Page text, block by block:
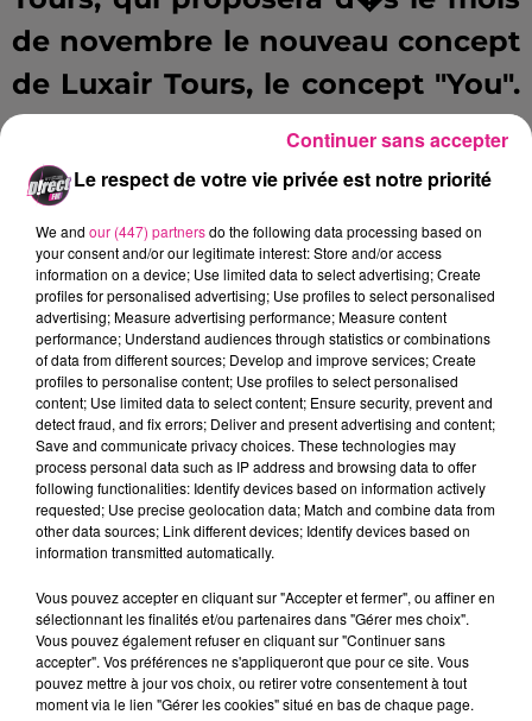
de novembre le nouveau concept
de Luxair Tours, le concept "You".
Ce dernier offre de nombreux
avantages aux clients, comme
des acc�s gratuit au SPA de
l'h�tel, des activit�s et
excursions gratuites, et un guide
Luxair sur place charg� de
r�pondre � toutes vos
questions.
Enfin, si vous souhaitez en
apprendre plus sur les habitants
et leur culture, vous pourrez
toujours interroger des Fran�ais,
install�s sur place depuis
plusieurs ann�es, comme
Le respect de votre vie privée est notre priorité
We and our (447) partnersdo the following data processing based on
your consent and/or our legitimate interest: Store and/or access
information on a device; Use limited data to select advertising; Create
profiles for personalised advertising; Use profiles to select personalised
advertising; Measure advertising performance; Measure content
performance; Understand audiences through statistics or combinations
of data from different sources; Develop and improve services; Create
profiles to personalise content; Use profiles to select personalised
content; Use limited data to select content; Ensure security, prevent and
detect fraud, and fix errors; Deliver and present advertising and content;
Save and communicate privacy choices. These technologies may
process personal data such as IP address and browsing data to offer
following functionalities: Identify devices based on information actively
requested; Use precise geolocation data; Match and combine data from
other data sources; Link different devices; Identify devices based on
information transmitted automatically.
Vous pouvez accepter en cliquant sur "Accepter et fermer", ou affiner en
sélectionnant les finalités et/ou partenaires dans "Gérer mes choix".
Vous pouvez également refuser en cliquant sur "Continuer sans
accepter". Vos préférences ne s'appliqueront que pour ce site. Vous
pouvez mettre à jour vos choix, ou retirer votre consentement à tout
moment via le lien "Gérer les cookies" situé en bas de chaque page.
Continuer sans accepter